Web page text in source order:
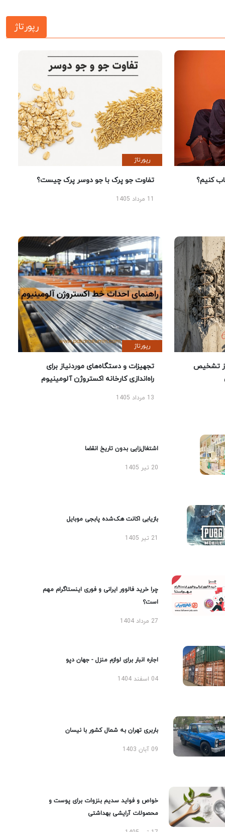
رپورتاژ
کنیم؟
رپورتاژ
تفاوت جو پرک با جو دوسر پرک چیست؟
تشخیص
رپورتاژ
تجهیزات و دستگاه‌های موردنیاز برای
راه‌اندازی کارخانه اکستروژن آلومینیوم
13 مرداد 1405
اشتغال‌زایی بدون تاریخ انقضا
20 تیر 1405
بازیابی اکانت هک‌شده پابجی موبایل
چرا خرید فالوور ایرانی و فوری اینستاگرام مهم
است؟
27 مرداد 1404
اجاره انبار برای لوازم منزل - جهان دپو
04 اسفند 1404
باربری تهران به شمال کشور با نیسان
09 آبان 1403
خواص و فواید سدیم بنزوات برای پوست و
محصولات آرایشی بهداشتی